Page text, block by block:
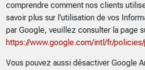
comprendre comment nos clients
savoir plus sur l'utilisation de vos
par Google, veuillez consulter la page
https://www.google.com/intl/fr/
Vous pouvez aussi désactiver Google